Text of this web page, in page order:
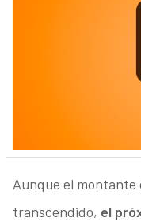
Aunque el montante
transcendido, el